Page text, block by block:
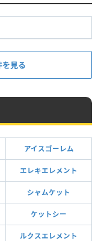
見る
アイスゴーレム
エレキエレメント
シャムケット
ケットシー
ルクスエレメント